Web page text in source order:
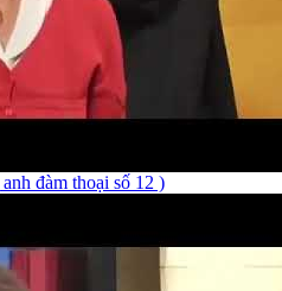
đàm thoại số 12 )